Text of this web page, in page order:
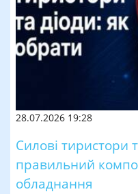
28.07.2026 19:28
Силові тиристори
правильний
обладнання